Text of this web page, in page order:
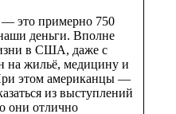
— это примерно 750
деньги. Вполне
в США, даже с
на жильё, медицину и
этом американцы —
из выступлений
они отлично